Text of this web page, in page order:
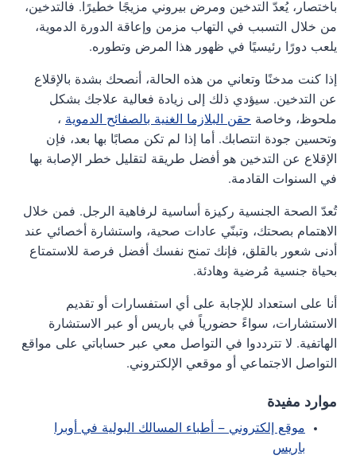
باختصار، يُعدّ التدخين ومرض بيروني مزيجًا خطيرًا. فالتدخين،
من خلال التسبب في التهاب مزمن وإعاقة الدورة الدموية،
يلعب دورًا رئيسيًا في ظهور هذا المرض وتطوره.
إذا كنت مدخنًا وتعاني من هذه الحالة، أنصحك بشدة بالإقلاع
عن التدخين. سيؤدي ذلك إلى زيادة فعالية علاجك بشكل
ملحوظ، وخاصة حقن البلازما الغنية بالصفائح الدموية ،
وتحسين جودة انتصابك. أما إذا لم تكن مصابًا بها بعد، فإن
الإقلاع عن التدخين هو أفضل طريقة لتقليل خطر الإصابة بها
في السنوات القادمة.
تُعدّ الصحة الجنسية ركيزة أساسية لرفاهية الرجل. فمن خلال
الاهتمام بصحتك، وتبنّي عادات صحية، واستشارة أخصائي عند
أدنى شعور بالقلق، فإنك تمنح نفسك أفضل فرصة للاستمتاع
بحياة جنسية مُرضية وهادئة.
أنا على استعداد للإجابة على أي استفسارات أو تقديم
الاستشارات، سواءً حضورياً في باريس أو عبر الاستشارة
الهاتفية. لا تترددوا في التواصل معي عبر حساباتي على مواقع
التواصل الاجتماعي أو موقعي الإلكتروني.
موارد مفيدة
موقع إلكتروني – أطباء المسالك البولية في أوبرا
باريس